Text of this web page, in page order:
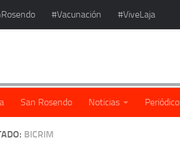
#Vacunación #ViveLaja
San Rosendo Noticias Periódico
BICRIM